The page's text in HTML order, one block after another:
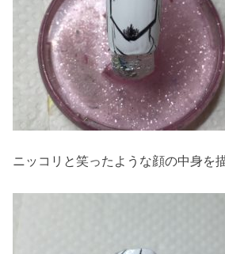
ニッコリと笑ったような顔の中身を